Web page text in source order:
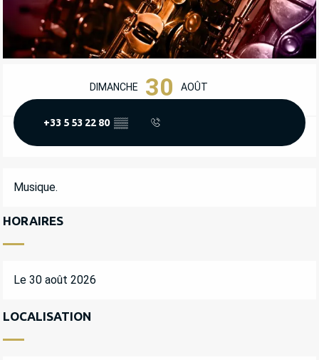
OUVERTURE ET COORDONNÉES
DIMANCHE 30 AOÛT
+33 5 53 22 80 ▒▒
DESCRIPTION
Musique.
HORAIRES
Le 30 août 2026
LOCALISATION